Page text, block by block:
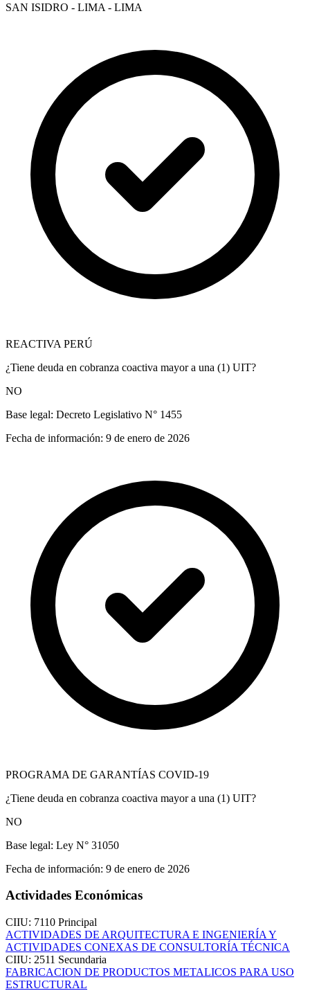
SAN ISIDRO - LIMA - LIMA
REACTIVA PERÚ
¿Tiene deuda en cobranza coactiva mayor a una (1) UIT?
NO
Base legal: Decreto Legislativo N° 1455
Fecha de información: 9 de enero de 2026
PROGRAMA DE GARANTÍAS COVID-19
¿Tiene deuda en cobranza coactiva mayor a una (1) UIT?
NO
Base legal: Ley N° 31050
Fecha de información: 9 de enero de 2026
Actividades Económicas
CIIU: 7110 Principal
ACTIVIDADES DE ARQUITECTURA E INGENIERÍA Y
ACTIVIDADES CONEXAS DE CONSULTORÍA TÉCNICA
CIIU: 2511 Secundaria
FABRICACION DE PRODUCTOS METALICOS PARA USO
ESTRUCTURAL